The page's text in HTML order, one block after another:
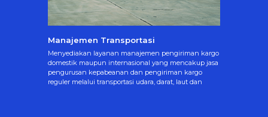
Manajemen Transportasi
Menyediakan layanan manajemen pengiriman kargo
domestik maupun internasional yang mencakup jasa
pengurusan kepabeanan dan pengiriman kargo
reguler melalui transportasi udara, darat, laut dan